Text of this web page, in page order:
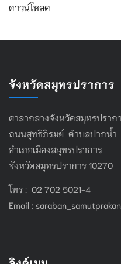
ดาวน์โหลด
จังหวัดสมุทรปราการ
ศาลากลางจังหวัดสมุทรปราก
ถนนสุทธิภิรมย์ ตำบลปากน้ำ
อำเภอเมืองสมุทรปราการ
จังหวัดสมุทรปราการ 10270
โทร : 02 702 5021-4
Email :